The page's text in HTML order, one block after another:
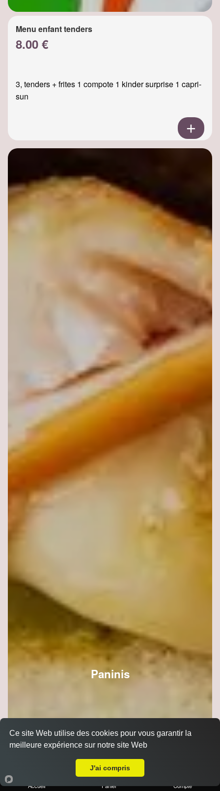
Menu enfant tenders
8.00 €
3, tenders + frites 1 compote 1 kinder surprise 1 capri-
sun
Paninis
Accueil Panier Compte
Ce site Web utilise des cookies pour vous garantir la
meilleure expérience sur notre site Web
J'ai compris